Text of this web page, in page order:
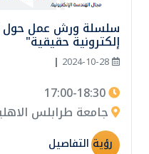
سلسلة ورش عمل حول
إلكترونية حقيقية"
2024-10-28
|
17:00-18:30
جامعة طرابلس
رؤية التفاصيل